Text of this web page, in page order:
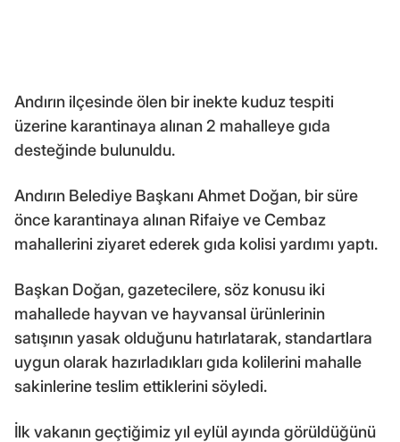
Andırın ilçesinde ölen bir inekte kuduz tespiti
üzerine karantinaya alınan 2 mahalleye gıda
desteğinde bulunuldu.
Andırın Belediye Başkanı Ahmet Doğan, bir süre
önce karantinaya alınan Rifaiye ve Cembaz
mahallerini ziyaret ederek gıda kolisi yardımı yaptı.
Başkan Doğan, gazetecilere, söz konusu iki
mahallede hayvan ve hayvansal ürünlerinin
satışının yasak olduğunu hatırlatarak, standartlara
uygun olarak hazırladıkları gıda kolilerini mahalle
sakinlerine teslim ettiklerini söyledi.
İlk vakanın geçtiğimiz yıl eylül ayında görüldüğünü